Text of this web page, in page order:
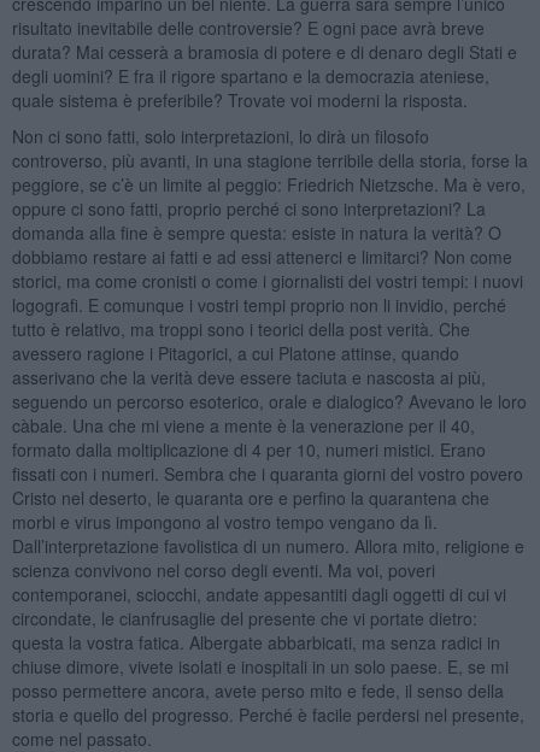
risultato inevitabile delle controversie? E ogni pace avrà breve
durata? Mai cesserà a bramosia di potere e di denaro degli Stati e
degli uomini? E fra il rigore spartano e la democrazia ateniese,
quale sistema è preferibile? Trovate voi moderni la risposta.
Non ci sono fatti, solo interpretazioni, lo dirà un filosofo
controverso, più avanti, in una stagione terribile della storia, forse la
peggiore, se c’è un limite al peggio: Friedrich Nietzsche. Ma è vero,
oppure ci sono fatti, proprio perché ci sono interpretazioni? La
domanda alla fine è sempre questa: esiste in natura la verità? O
dobbiamo restare ai fatti e ad essi attenerci e limitarci? Non come
storici, ma come cronisti o come i giornalisti dei vostri tempi: i nuovi
logografi. E comunque i vostri tempi proprio non li invidio, perché
tutto è relativo, ma troppi sono i teorici della post verità. Che
avessero ragione i Pitagorici, a cui Platone attinse, quando
asserivano che la verità deve essere taciuta e nascosta ai più,
seguendo un percorso esoterico, orale e dialogico? Avevano le loro
càbale. Una che mi viene a mente è la venerazione per il 40,
formato dalla moltiplicazione di 4 per 10, numeri mistici. Erano
fissati con i numeri. Sembra che i quaranta giorni del vostro povero
Cristo nel deserto, le quaranta ore e perfino la quarantena che
morbi e virus impongono al vostro tempo vengano da lì.
Dall’interpretazione favolistica di un numero. Allora mito, religione e
scienza convivono nel corso degli eventi. Ma voi, poveri
contemporanei, sciocchi, andate appesantiti dagli oggetti di cui vi
circondate, le cianfrusaglie del presente che vi portate dietro:
questa la vostra fatica. Albergate abbarbicati, ma senza radici in
chiuse dimore, vivete isolati e inospitali in un solo paese. E, se mi
posso permettere ancora, avete perso mito e fede, il senso della
storia e quello del progresso. Perché è facile perdersi nel presente,
come nel passato.